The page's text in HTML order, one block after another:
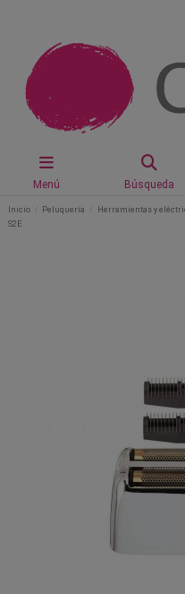
Menú Búsqueda
Inicio Peluquería Herramientas y
S2E